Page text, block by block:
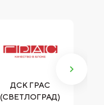
ДСК ГРАС
(СВЕТЛОГРАД)